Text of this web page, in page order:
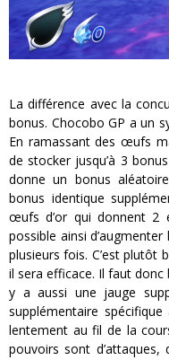
La différence avec la
bonus. Chocobo GP a un
En ramassant des œufs
de stocker jusqu’à 3
donne un bonus
bonus identique
œufs d’or qui donnent 2
possible ainsi
plusieurs fois. C’est plutôt
il sera efficace. Il faut
y a aussi une jauge
supplémentaire
lentement au fil de la
pouvoirs sont